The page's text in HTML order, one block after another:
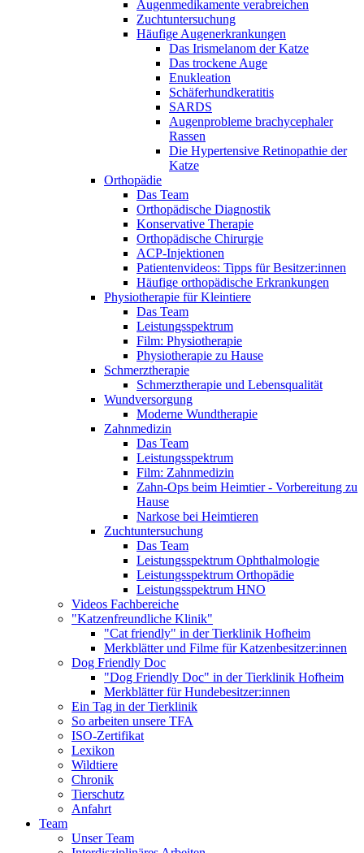
Augenmedikamente verabreichen
Zuchtuntersuchung
Häufige Augenerkrankungen
Das Irismelanom der Katze
Das trockene Auge
Enukleation
Schäferhundkeratitis
SARDS
Augenprobleme brachycephaler
Rassen
Die Hypertensive Retinopathie der
Katze
Orthopädie
Das Team
Orthopädische Diagnostik
Konservative Therapie
Orthopädische Chirurgie
ACP-Injektionen
Patientenvideos: Tipps für Besitzer:innen
Häufige orthopädische Erkrankungen
Physiotherapie für Kleintiere
Das Team
Leistungsspektrum
Film: Physiotherapie
Physiotherapie zu Hause
Schmerztherapie
Schmerztherapie und Lebensqualität
Wundversorgung
Moderne Wundtherapie
Zahnmedizin
Das Team
Leistungsspektrum
Film: Zahnmedizin
Zahn-Ops beim Heimtier - Vorbereitung zu
Hause
Narkose bei Heimtieren
Zuchtuntersuchung
Das Team
Leistungsspektrum Ophthalmologie
Leistungsspektrum Orthopädie
Leistungsspektrum HNO
Videos Fachbereiche
"Katzenfreundliche Klinik"
"Cat friendly" in der Tierklinik Hofheim
Merkblätter und Filme für Katzenbesitzer:innen
Dog Friendly Doc
"Dog Friendly Doc" in der Tierklinik Hofheim
Merkblätter für Hundebesitzer:innen
Ein Tag in der Tierklinik
So arbeiten unsere TFA
ISO-Zertifikat
Lexikon
Wildtiere
Chronik
Tierschutz
Anfahrt
Team
Unser Team